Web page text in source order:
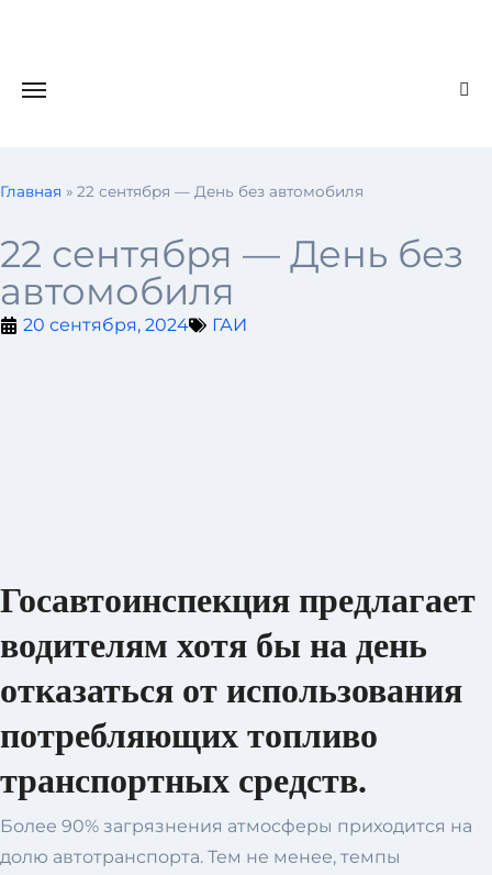
Главная » 22 сентября — День без автомобиля
22 сентября — День без
автомобиля
20 сентября, 2024 ГАИ
Госавтоинспекция предлагает
водителям хотя бы на день
отказаться от использования
потребляющих топливо
транспортных средств.
Более 90% загрязнения атмосферы приходится на
долю автотранспорта. Тем не менее, темпы